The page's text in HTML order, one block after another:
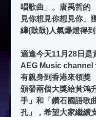
唱歌曲」。唐禹哲的
見你想見你想見你」
緯(鼓鼓)人氣爆燈得
適逢今天11月28日是
AEG Music channel
有親身到香港來領獎
頒發兩個大獎給黃鴻
手」和「鑽石國語歌
孔」，希望大家繼續